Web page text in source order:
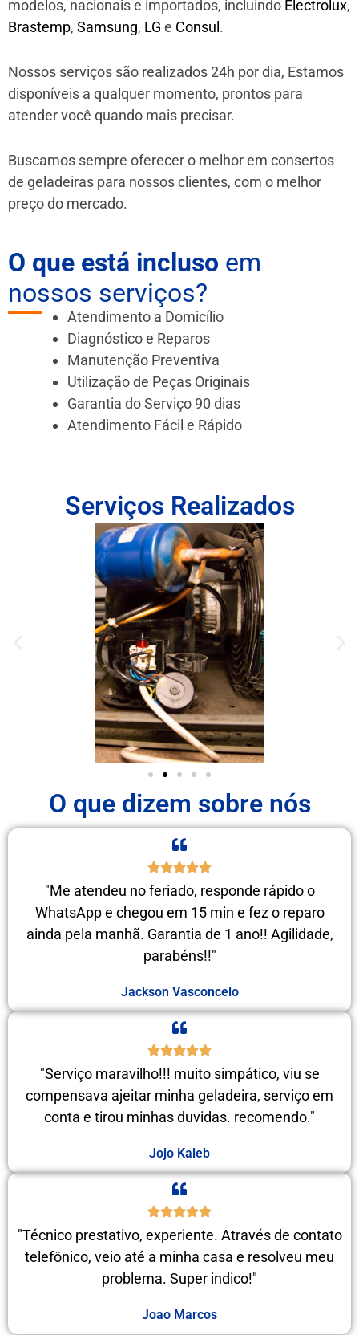
modelos, nacionais e importados, incluindo Electrolux,
Brastemp, Samsung, LG e Consul .
Nossos serviços são realizados 24h por dia, Estamos
disponíveis a qualquer momento, prontos para
atender você quando mais precisar.
Buscamos sempre oferecer o melhor em consertos
de geladeiras para nossos clientes, com o melhor
preço do mercado.
O que está incluso em
nossos serviços?
Atendimento a Domicílio
Diagnóstico e Reparos
Manutenção Preventiva
Utilização de Peças Originais
Garantia do Serviço 90 dias
Atendimento Fácil e Rápido
Serviços Realizados
O que dizem sobre nós
"Me atendeu no feriado, responde rápido o
WhatsApp e chegou em 15 min e fez o reparo
ainda pela manhã. Garantia de 1 ano!! Agilidade,
parabéns!!"
Jackson Vasconcelo
"Serviço maravilho!!! muito simpático, viu se
compensava ajeitar minha geladeira, serviço em
conta e tirou minhas duvidas. recomendo."
Jojo Kaleb
"Técnico prestativo, experiente. Através de contato
telefônico, veio até a minha casa e resolveu meu
problema. Super indico!"
Joao Marcos